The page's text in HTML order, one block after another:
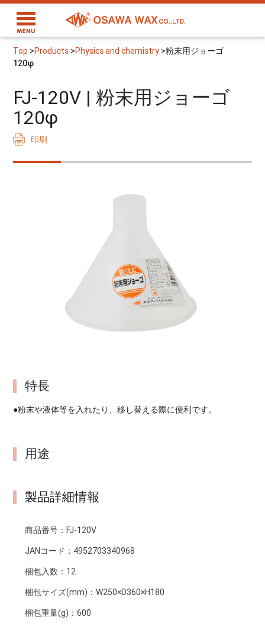
Top >Products >Physics and chemistry >粉末用ジョーゴ
120φ
FJ-120V | 粉末用ジョーゴ
120φ
印刷
特長
●粉末や液体等を入れたり、移し替える際に便利です。
用途
製品詳細情報
商品番号：FJ-120V
JANコード： 4952703340968
梱包入数： 12
梱包サイズ(mm)：W250×D360×H180
梱包重量(g)：600